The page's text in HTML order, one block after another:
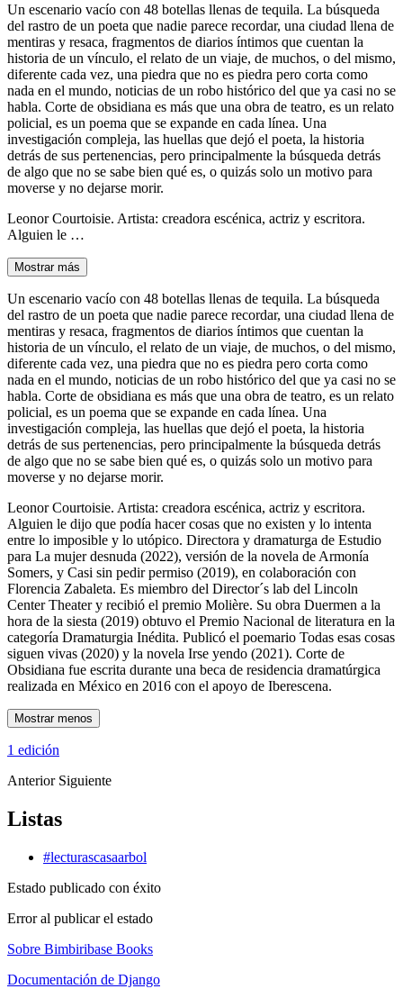
Un escenario vacío con 48 botellas llenas de tequila. La búsqueda
del rastro de un poeta que nadie parece recordar, una ciudad llena de
mentiras y resaca, fragmentos de diarios íntimos que cuentan la
historia de un vínculo, el relato de un viaje, de muchos, o del mismo,
diferente cada vez, una piedra que no es piedra pero corta como
nada en el mundo, noticias de un robo histórico del que ya casi no se
habla. Corte de obsidiana es más que una obra de teatro, es un relato
policial, es un poema que se expande en cada línea. Una
investigación compleja, las huellas que dejó el poeta, la historia
detrás de sus pertenencias, pero principalmente la búsqueda detrás
de algo que no se sabe bien qué es, o quizás solo un motivo para
moverse y no dejarse morir.
Leonor Courtoisie. Artista: creadora escénica, actriz y escritora.
Alguien le …
Mostrar más
Un escenario vacío con 48 botellas llenas de tequila. La búsqueda
del rastro de un poeta que nadie parece recordar, una ciudad llena de
mentiras y resaca, fragmentos de diarios íntimos que cuentan la
historia de un vínculo, el relato de un viaje, de muchos, o del mismo,
diferente cada vez, una piedra que no es piedra pero corta como
nada en el mundo, noticias de un robo histórico del que ya casi no se
habla. Corte de obsidiana es más que una obra de teatro, es un relato
policial, es un poema que se expande en cada línea. Una
investigación compleja, las huellas que dejó el poeta, la historia
detrás de sus pertenencias, pero principalmente la búsqueda detrás
de algo que no se sabe bien qué es, o quizás solo un motivo para
moverse y no dejarse morir.
Leonor Courtoisie. Artista: creadora escénica, actriz y escritora.
Alguien le dijo que podía hacer cosas que no existen y lo intenta
entre lo imposible y lo utópico. Directora y dramaturga de Estudio
para La mujer desnuda (2022), versión de la novela de Armonía
Somers, y Casi sin pedir permiso (2019), en colaboración con
Florencia Zabaleta. Es miembro del Director´s lab del Lincoln
Center Theater y recibió el premio Molière. Su obra Duermen a la
hora de la siesta (2019) obtuvo el Premio Nacional de literatura en la
categoría Dramaturgia Inédita. Publicó el poemario Todas esas cosas
siguen vivas (2020) y la novela Irse yendo (2021). Corte de
Obsidiana fue escrita durante una beca de residencia dramatúrgica
realizada en México en 2016 con el apoyo de Iberescena.
Mostrar menos
1 edición
Anterior Siguiente
Listas
#lecturascasaarbol
Estado publicado con éxito
Error al publicar el estado
Sobre Bimbiribase Books
Documentación de Django